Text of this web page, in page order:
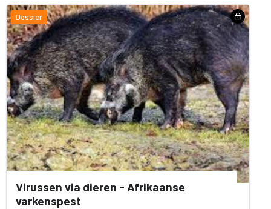
Dossier
Virussen via dieren - Afrikaanse
varkenspest